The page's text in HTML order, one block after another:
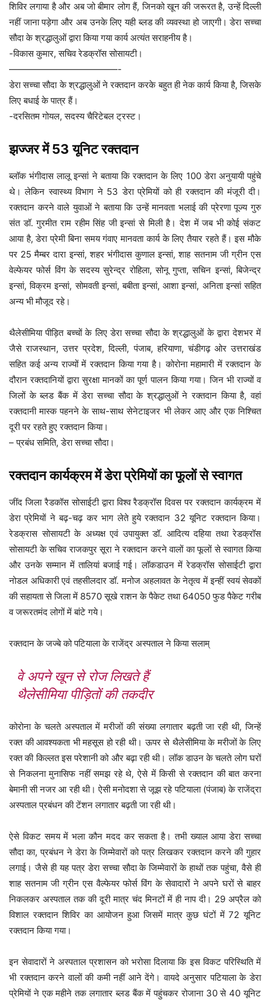
Dera Sacha Sauda as Corona Warriors
Dera Sacha Sauda as Corona Warriors
प्रशासन व पंचायत के आग्रह पर क्षेत्र को सैनेटाइज करते हुए सेवादार। कोटा (राज.)
Dera Sacha Sauda as Corona Warriors
Dera Sacha Sauda as Corona Warriors
शिविर लगाया है और अब जो बीमार लोग हैं, जिनको खून की जरूरत है, उन्हें दिल्ली
नहीं जाना पड़ेगा और अब उनके लिए यही ब्लड की व्यवस्था हो जाएगी। डेरा सच्चा
सौदा के श्रद्धालुओं द्वारा किया गया कार्य अत्यंत सराहनीय है।
-विकास कुमार, सचिव रेडक्रॉस सोसायटी।
————————————-
डेरा सच्चा सौदा के श्रद्धालुओं ने रक्तदान करके बहुत ही नेक कार्य किया है, जिसके
लिए बधाई के पात्र हैं।
-दरसितम गोयल, सदस्य चैरिटेबल ट्रस्ट।
झज्जर में 53 यूनिट रक्तदान
ब्लॉक भंगीदास लालू इन्सां ने बताया कि रक्तदान के लिए 100 डेरा अनुयायी पहुंचे
थे। लेकिन स्वास्थ्य विभाग ने 53 डेरा प्रेमियों को ही रक्तदान की मंजूरी दी।
रक्तदान करने वाले युवाओं ने बताया कि उन्हें मानवता भलाई की प्रेरणा पूज्य गुरु
संत डॉ. गुरमीत राम रहीम सिंह जी इन्सां से मिली है। देश में जब भी कोई संकट
आया है, डेरा प्रेमी बिना समय गंवाए मानवता कार्य के लिए तैयार रहते हैं। इस मौके
पर 25 मैम्बर दारा इन्सां, शहर भंगीदास कुणाल इन्सां, शाह सतनाम जी ग्रीन एस
वेल्फेयर फोर्स विंग के सदस्य सुरेन्द्र रोहिला, सोनू गुप्ता, सचिन इन्सां, बिजेन्द्र
इन्सां, विक्रम इन्सां, सोमवती इन्सां, बबीता इन्सां, आशा इन्सां, अनिता इन्सां सहित
अन्य भी मौजूद रहे।
थैलेसीमिया पीड़ित बच्चों के लिए डेरा सच्चा सौदा के श्रद्धालुओं के द्वारा देशभर में
जैसे राजस्थान, उत्तर प्रदेश, दिल्ली, पंजाब, हरियाणा, चंडीगढ़ ओर उत्तराखंड
सहित कई अन्य राज्यों में रक्तदान किया गया है। कोरोना महामारी में रक्तदान के
दौरान रक्तदानियों द्वारा सुरक्षा मानकों का पूर्ण पालन किया गया। जिन भी राज्यों व
जिलों के ब्लड बैंक में डेरा सच्चा सौदा के श्रद्धालुओं ने रक्तदान किया है, वहां
रक्तदानी मास्क पहनने के साथ-साथ सेनेटाइजर भी लेकर आए और एक निश्चित
दूरी पर रहते हुए रक्तदान किया।
– प्रबंध समिति, डेरा सच्चा सौदा।
रक्तदान कार्यक्रम में डेरा प्रेमियों का फूलों से स्वागत
जींद जिला रैडकॉस सोसाईटी द्वारा विश्व रैडक्रॉस दिवस पर रक्तदान कार्यक्रम में
डेरा प्रेमियों ने बढ़-चढ़ कर भाग लेते हुये रक्तदान 32 यूनिट रक्तदान किया।
रेडक्रास सोसायटी के अध्यक्ष एवं उपायुक्त डॉ. आदित्य दहिया तथा रेडक्रॉस
सोसायटी के सचिव राजकपुर सूरा ने रक्तदान करने वालों का फूलों से स्वागत किया
और उनके सम्मान में तालियां बजाई गई। लॉकडाउन में रेडक्रॉस सोसाईटी द्वारा
नोडल अधिकारी एवं तहसीलदार डॉ. मनोज अहलावत के नेतृत्व में इन्हीं स्वयं सेवकों
की सहायता से जिला में 8570 सूखे राशन के पैकेट तथा 64050 फुड पैकेट गरीब
व जरूरतमंद लोगों में बांटे गये।
रक्तदान के जज्बे को पटियाला के राजेंद्र अस्पताल ने किया सलाम्
वे अपने खून से रोज लिखते हैं
थैलेसीमिया पीड़ितों की तकदीर
कोरोना के चलते अस्पताल में मरीजों की संख्या लगातार बढ़ती जा रही थी, जिन्हें
रक्त की आवश्यकता भी महसूस हो रही थी। ऊपर से थैलेसीमिया के मरीजों के लिए
रक्त की किल्लत इस परेशानी को और बढ़ा रही थी। लॉक डाउन के चलते लोग घरों
से निकलना मुनासिफ नहीं समझ रहे थे, ऐसे में किसी से रक्तदान की बात करना
बेमानी सी नजर आ रही थी। ऐसी मनोदशा से जूझ रहे पटियाला (पंजाब) के राजेंद्रा
अस्पताल प्रबंधन की टेंशन लगातार बढ़ती जा रही थी।
ऐसे विकट समय में भला कौन मदद कर सकता है। तभी ख्याल आया डेरा सच्चा
सौदा का, प्रबंधन ने डेरा के जिम्मेवारों को पत्र लिखकर रक्तदान करने की गुहार
लगाई। जैसे ही यह पत्र डेरा सच्चा सौदा के जिम्मेवारों के हाथों तक पहुंचा, वैसे ही
शाह सतनाम जी ग्रीन एस वैल्फेयर फोर्स विंग के सेवादारों ने अपने घरों से बाहर
निकलकर अस्पताल तक की दूरी मात्र चंद मिनटों में ही नाप दी। 29 अप्रैल को
विशाल रक्तदान शिविर का आयोजन हुआ जिसमें मात्र कुछ घंटों में 72 यूनिट
रक्तदान किया गया।
इन सेवादारों ने अस्पताल प्रशासन को भरोसा दिलाया कि इस विकट परिस्थिति में
भी रक्तदान करने वालों की कमी नहीं आने देंगे। वायदे अनुसार पटियाला के डेरा
प्रेमियों ने एक महीने तक लगातार ब्लड बैंक में पहुंचकर रोजाना 30 से 40 यूनिट